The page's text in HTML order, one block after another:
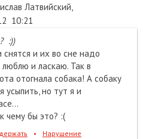
Латвийский
10:21
:))
и их во сне надо
люблю и ласкаю. Так в
отогнала собака! А собаку
усыпить, но тут я и
чему бы это? :(
• Нарушение